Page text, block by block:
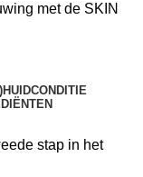
met de SKIN
HUIDCONDITIE
stap in het